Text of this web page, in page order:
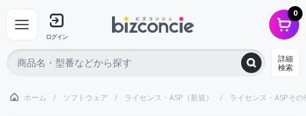
ログイン
0
詳細
検索
ホーム ソフトウェア ライセンス・ASP（新規） ライセンス・ASPその